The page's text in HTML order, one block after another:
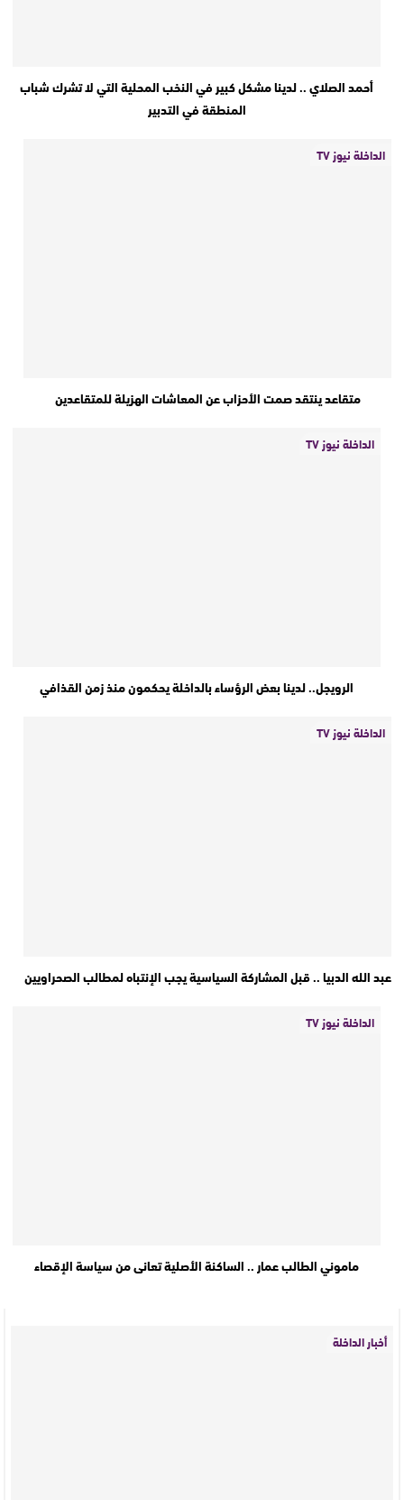
أحمد الصلاي .. لدينا مشكل كبير في النخب المحلية التي لا تشرك شباب
المنطقة في التدبير
الداخلة نيوز TV
متقاعد ينتقد صمت الأحزاب عن المعاشات الهزيلة للمتقاعدين
الداخلة نيوز TV
الرويجل.. لدينا بعض الرؤساء بالداخلة يحكمون منذ زمن القذافي
الداخلة نيوز TV
عبد الله الدبيا .. قبل المشاركة السياسية يجب الإنتباه لمطالب الصحراويين
الداخلة نيوز TV
ماموني الطالب عمار .. الساكنة الأصلية تعانى من سياسة الإقصاء
أخبار الداخلة